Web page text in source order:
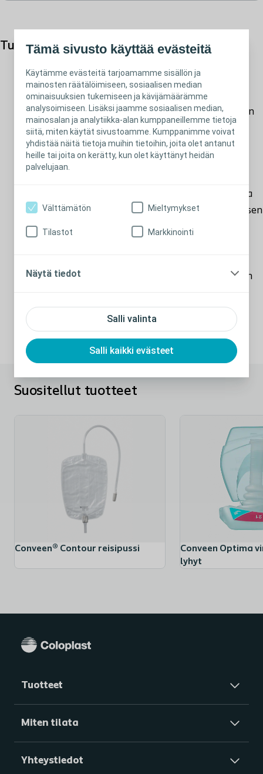
Tämä sivusto käyttää evästeitä
Käytämme evästeitä tarjoamamme sisällön ja
mainosten räätälöimiseen, sosiaalisen median
ominaisuuksien tukemiseen ja kävijämäärämme
analysoimiseen. Lisäksi jaamme sosiaalisen median,
mainosalan ja analytiikka-alan kumppaneillemme tietoja
siitä, miten käytät sivustoamme. Kumppanimme voivat
yhdistää näitä tietoja muihin tietoihin, joita olet antanut
heille tai joita on kerätty, kun olet käyttänyt heidän
palvelujaan.
Salli valinta
Salli kaikki evästeet
Välttämätön Mieltymykset
Tilastot Markkinointi
Näytä tiedot
Tuotekuvaus
täyttyneen virtsarakon poistamatta
keräysjärjestelmää
Piilotettava sulkija on peitossa elastisen nauhan
sisällä, kun sitä ei käytetä
Pehmeästä materiaalista valmistettu nauha
tuntuu miellyttävältä
paikoillaan myös fyysisten aktiviteettien aikana
Kiertymätön putki pienentää takaisin virtaamisen
riskiä ja estävät vuotoja
Värisävy tekee pussista huomaamattomamman
Suositellut tuotteet
Conveen® Contour reisipussi
Conveen Optima
lyhyt
Tuotteet
Miten tilata
Yhteystiedot